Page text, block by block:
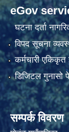
eGov
घटना दर्ता
विपद सूचना
कर्मचारी
डिजिटल गुनासो
सम्पर्क विवरण